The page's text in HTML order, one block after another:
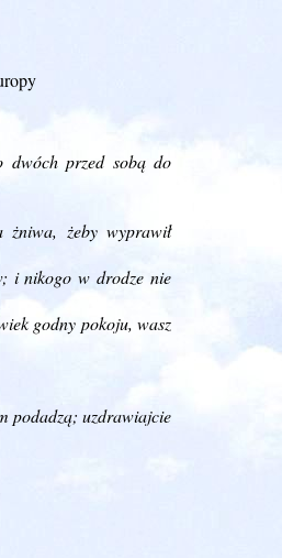
dwóch przed sobą do
żeby wyprawił
i nikogo w drodze nie
godny pokoju, wasz
podadzą; uzdrawiajcie